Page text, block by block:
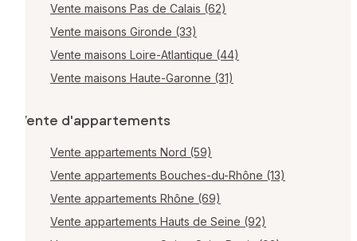
Vente maisons Pas de Calais (62)
Vente maisons Gironde (33)
Vente maisons Loire-Atlantique (44)
Vente maisons Haute-Garonne (31)
Vente d'appartements
Vente appartements Nord (59)
Vente appartements Bouches-du-Rhône (13)
Vente appartements Rhône (69)
Vente appartements Hauts de Seine (92)